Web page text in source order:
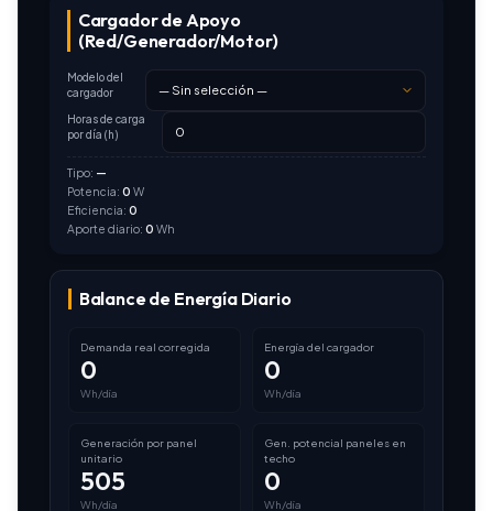
Cargador de Apoyo
(Red/Generador/Motor)
Modelo del
cargador
Horas de carga
por día (h)
Tipo: —
Potencia:0 W
Eficiencia:0
Aporte diario:0 Wh
Balance de Energía Diario
Demanda real corregida
0
Wh/día
Energía del cargador
0
Wh/día
Generación por panel
unitario
505
Wh/día
Gen. potencial paneles en
techo
0
Wh/día